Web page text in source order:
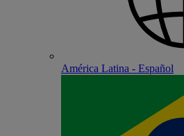
América Latina - Español